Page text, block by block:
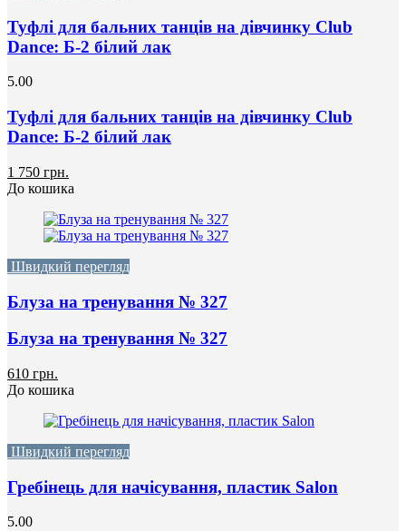
Туфлі для бальних танців на дівчинку Club
Dance: Б-2 білий лак
5.00
Туфлі для бальних танців на дівчинку Club
Dance: Б-2 білий лак
1 750 грн.
До кошика
Швидкий перегляд
Блуза на тренування № 327
Блуза на тренування № 327
610 грн.
До кошика
Швидкий перегляд
Гребінець для начісування, пластик Salon
5.00